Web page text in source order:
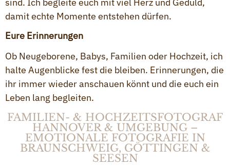
FAMILIEN- & HOCHZEITSFOTOGRAF
HANNOVER & UMGEBUNG –
EMOTIONALE FOTOGRAFIE IN
BRAUNSCHWEIG, GÖTTINGEN &
SEESEN
damit echte Momente entstehen dürfen.
Eure Erinnerungen
Ob Neugeborene, Babys, Familien oder Hochzeit, ich
halte Augenblicke fest die bleiben. Erinnerungen, die
ihr immer wieder anschauen könnt und die euch ein
Leben lang begleiten.